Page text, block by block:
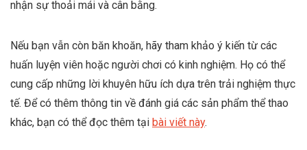
nhận sự thoải mái và cân bằng.
Nếu bạn vẫn còn băn khoăn, hãy tham khảo ý kiến từ các
huấn luyện viên hoặc người chơi có kinh nghiệm. Họ có thể
cung cấp những lời khuyên hữu ích dựa trên trải nghiệm thực
tế. Để có thêm thông tin về đánh giá các sản phẩm thể thao
khác, bạn có thể đọc thêm tại bài viết này.